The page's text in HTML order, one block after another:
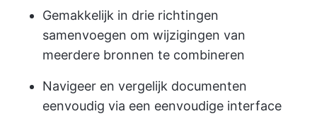
Gemakkelijk in drie richtingen
samenvoegen om wijzigingen van
meerdere bronnen te combineren
Navigeer en vergelijk documenten
eenvoudig via een eenvoudige interface